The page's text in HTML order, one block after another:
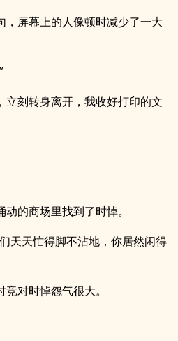
，屏幕上的人像顿时减少了一大
立刻转身离开，我收好打印的文
的商场里找到了时悼。
天天忙得脚不沾地，你居然闲得
对时悼怨气很大。